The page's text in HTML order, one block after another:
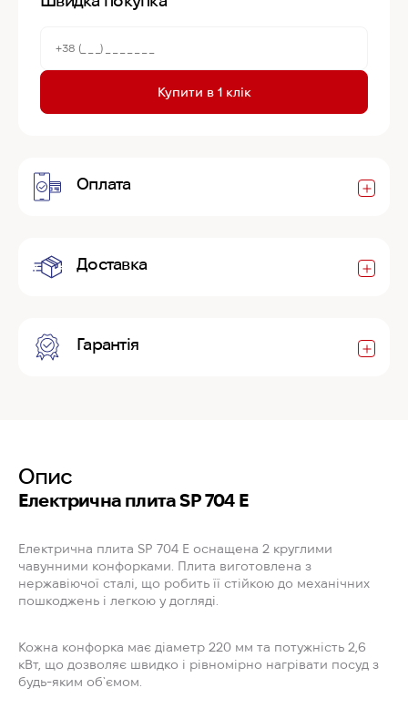
Купити в 1 клік
Оплата
Доставка
Гарантія
Опис
Електрична плита SP 704 E
Електрична плита SP 704 E оснащена 2 круглими
чавунними конфорками. Плита виготовлена з
нержавіючої сталі, що робить її стійкою до механічних
пошкоджень і легкою у догляді.
Кожна конфорка має діаметр 220 мм та потужність 2,6
кВт, що дозволяє швидко і рівномірно нагрівати посуд з
будь-яким об`ємом.